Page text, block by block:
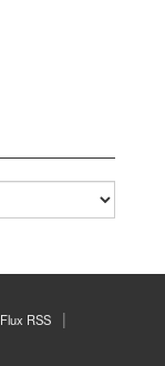
Flux RSS